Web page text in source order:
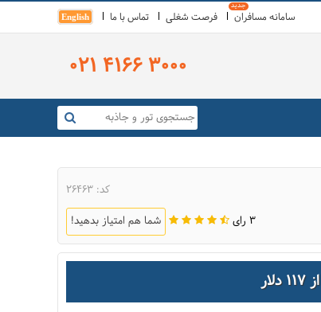
سامانه مسافران فرصت شغلی تماس با ما English
021 4166 3000
کد: 26463
3 رای
شما هم امتیاز بدهید!
از 117 دلار